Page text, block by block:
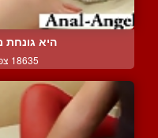
היא
18635 צפיות